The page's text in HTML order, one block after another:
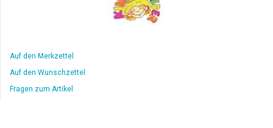
Auf den Merkzettel
Auf den Wunschzettel
Fragen zum Artikel